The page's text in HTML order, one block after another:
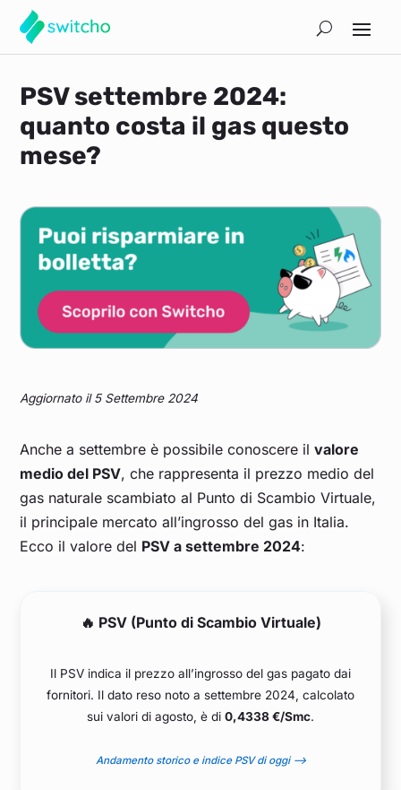
PSV settembre 2024:
quanto costa il gas questo
mese?
Aggiornato il 5 Settembre 2024
Anche a settembre è possibile conoscere ilvalore
medio del PSV, che rappresenta il prezzo medio del
gas naturale scambiato al Punto di Scambio Virtuale,
il principale mercato all’ingrosso del gas in Italia.
Ecco il valore del PSV a settembre 2024:
🔥 PSV (Punto di Scambio Virtuale)
Il PSV indica il prezzo all’ingrosso del gas pagato dai
fornitori. Il dato reso noto a settembre 2024, calcolato
sui valori di agosto, è di 0,4338 €/Smc.
Andamento storico e indice PSV di oggi –>